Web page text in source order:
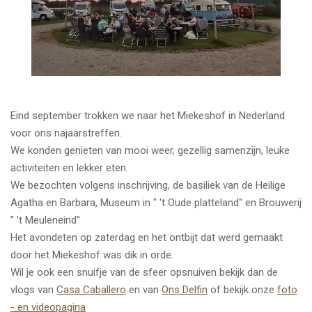
Eind september trokken we naar het Miekeshof in Nederland
voor ons najaarstreffen.
We konden genieten van mooi weer, gezellig samenzijn, leuke
activiteiten en lekker eten.
We bezochten volgens inschrijving, de basiliek van de Heilige
Agatha en Barbara, Museum in " 't Oude platteland" en Brouwerij
" 't Meuleneind"
Het avondeten op zaterdag en het ontbijt dat werd gemaakt
door het Miekeshof was dik in orde.
Wil je ook een snuifje van de sfeer opsnuiven bekijk dan de
vlogs van Casa Caballero en van Ons Delfin of bekijk onze foto
- en videopagina